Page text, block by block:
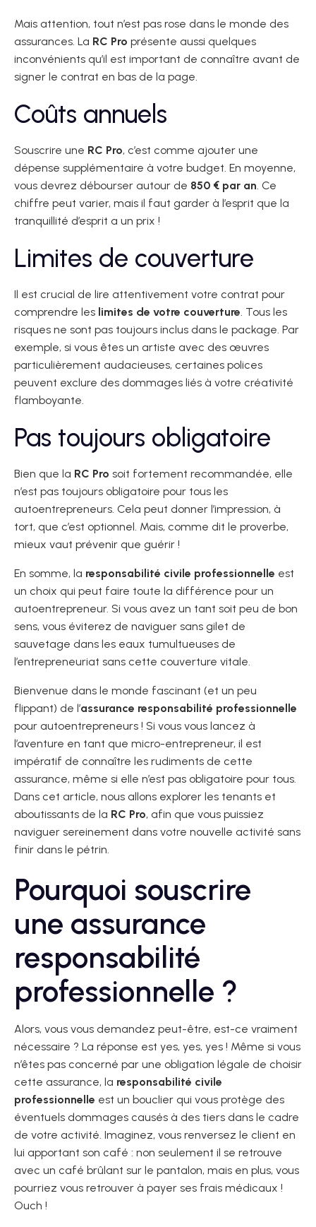
Mais attention, tout n’est pas rose dans le monde des
assurances. La RC Pro présente aussi quelques
inconvénients qu’il est important de connaître avant de
signer le contrat en bas de la page.
Coûts annuels
Souscrire une RC Pro, c’est comme ajouter une
dépense supplémentaire à votre budget. En moyenne,
vous devrez débourser autour de 850 € par an. Ce
chiffre peut varier, mais il faut garder à l’esprit que la
tranquillité d’esprit a un prix !
Limites de couverture
Il est crucial de lire attentivement votre contrat pour
comprendre les limites de votre couverture. Tous les
risques ne sont pas toujours inclus dans le package. Par
exemple, si vous êtes un artiste avec des œuvres
particulièrement audacieuses, certaines polices
peuvent exclure des dommages liés à votre créativité
flamboyante.
Pas toujours obligatoire
Bien que la RC Pro soit fortement recommandée, elle
n’est pas toujours obligatoire pour tous les
autoentrepreneurs. Cela peut donner l’impression, à
tort, que c’est optionnel. Mais, comme dit le proverbe,
mieux vaut prévenir que guérir !
En somme, la responsabilité civile professionnelle est
un choix qui peut faire toute la différence pour un
autoentrepreneur. Si vous avez un tant soit peu de bon
sens, vous éviterez de naviguer sans gilet de
sauvetage dans les eaux tumultueuses de
l’entrepreneuriat sans cette couverture vitale.
Bienvenue dans le monde fascinant (et un peu
flippant) de l’assurance responsabilité professionnelle
pour autoentrepreneurs ! Si vous vous lancez à
l’aventure en tant que micro-entrepreneur, il est
impératif de connaître les rudiments de cette
assurance, même si elle n’est pas obligatoire pour tous.
Dans cet article, nous allons explorer les tenants et
aboutissants de la RC Pro, afin que vous puissiez
naviguer sereinement dans votre nouvelle activité sans
finir dans le pétrin.
Pourquoi souscrire
une assurance
responsabilité
professionnelle ?
Alors, vous vous demandez peut-être, est-ce vraiment
nécessaire ? La réponse est yes, yes, yes ! Même si vous
n’êtes pas concerné par une obligation légale de choisir
cette assurance, la responsabilité civile
professionnelle est un bouclier qui vous protège des
éventuels dommages causés à des tiers dans le cadre
de votre activité. Imaginez, vous renversez le client en
lui apportant son café : non seulement il se retrouve
avec un café brûlant sur le pantalon, mais en plus, vous
pourriez vous retrouver à payer ses frais médicaux !
Ouch !